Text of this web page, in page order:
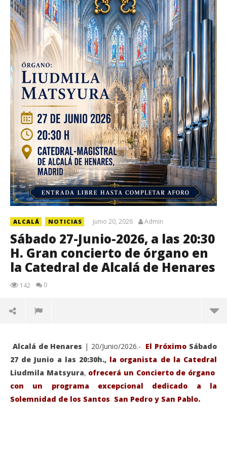
ALCALÁ NOTICIAS junio 20, 2026 Admin
Sábado 27-Junio-2026, a las 20:30
H. Gran concierto de órgano en
la Catedral de Alcalá de Henares
142 0
Alcalá de Henares | 20/Junio/2026.- El Próximo Sábado
27 de Junio a las 20:30h., la organista de la Catedral
Liudmila Matsyura, ofrecerá un Concierto de órgano
con un programa excepcional dedicado a la
Solemnidad de los Santos San Pedro y San Pablo.